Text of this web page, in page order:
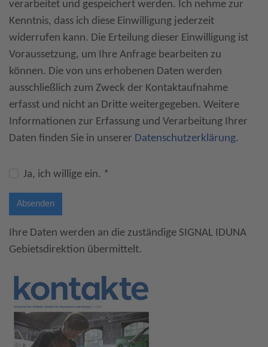
verarbeitet und gespeichert werden. Ich nehme zur
Kenntnis, dass ich diese Einwilligung jederzeit
widerrufen kann. Die Erteilung dieser Einwilligung ist
Voraussetzung, um Ihre Anfrage bearbeiten zu
können. Die von uns erhobenen Daten werden
ausschließlich zum Zweck der Kontaktaufnahme
erfasst und nicht an Dritte weitergegeben. Weitere
Informationen zur Erfassung und Verarbeitung Ihrer
Daten finden Sie in unserer Datenschutzerklärung.
Ja, ich willige ein. *
Absenden
Ihre Daten werden an die zuständige SIGNAL IDUNA
Gebietsdirektion übermittelt.